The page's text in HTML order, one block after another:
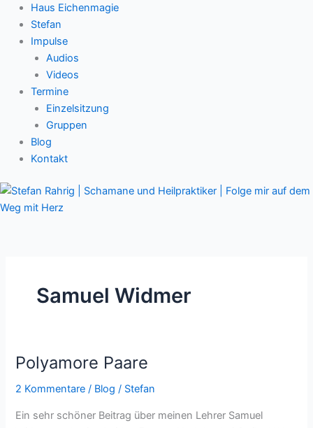
Haus Eichenmagie
Stefan
Impulse
Audios
Videos
Termine
Einzelsitzung
Gruppen
Blog
Kontakt
Samuel Widmer
Polyamore Paare
2 Kommentare / Blog / Stefan
Ein sehr schöner Beitrag über meinen Lehrer Samuel
Polyamore